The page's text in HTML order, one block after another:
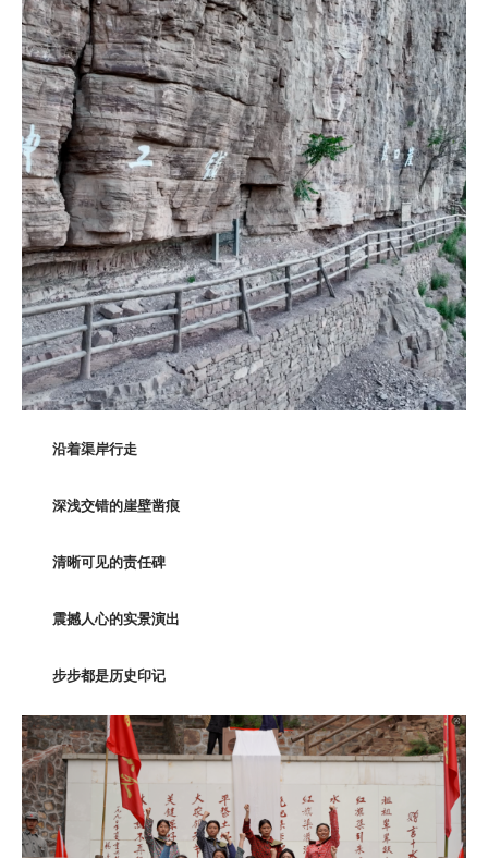
沿着渠岸行走
深浅交错的崖壁凿痕
清晰可见的责任碑
震撼人心的实景演出
步步都是历史印记